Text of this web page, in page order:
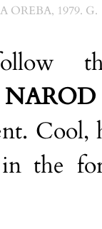
OREBA, 1979. G.
Cool,
in the